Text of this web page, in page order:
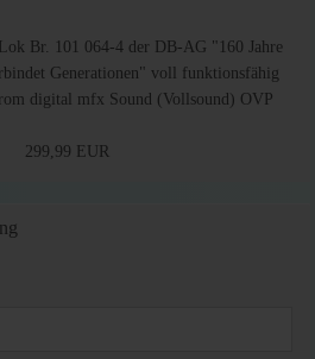
Br. 101 064-4 der DB-AG "160 Jahre
Generationen" voll funktionsfähig
digital mfx Sound (Vollsound) OVP
299,99 EUR